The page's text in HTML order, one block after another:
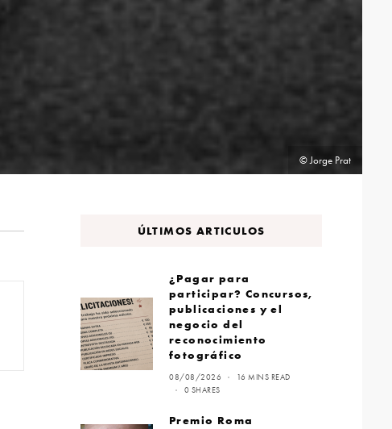
© Jorge Prat
ÚLTIMOS ARTICULOS
¿Pagar para
participar? Concursos,
publicaciones y el
negocio del
reconocimiento
fotográfico
08/08/2026
16 MINS READ
0 SHARES
Premio Roma